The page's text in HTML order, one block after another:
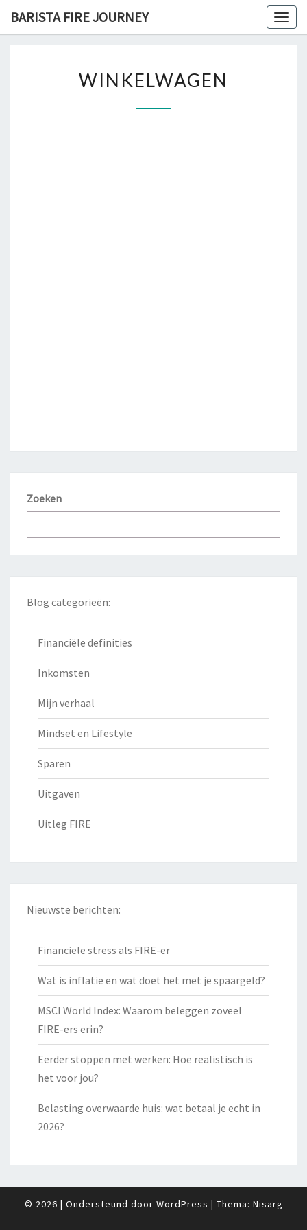
content
BARISTA FIRE JOURNEY
WINKELWAGEN
Zoeken
Blog categorieën:
Financiële definities
Inkomsten
Mijn verhaal
Mindset en Lifestyle
Sparen
Uitgaven
Uitleg FIRE
Nieuwste berichten:
Financiële stress als FIRE-er
Wat is inflatie en wat doet het met je spaargeld?
MSCI World Index: Waarom beleggen zoveel
FIRE-ers erin?
Eerder stoppen met werken: Hoe realistisch is
het voor jou?
Belasting overwaarde huis: wat betaal je echt in
2026?
© 2026 | Ondersteund door WordPress | Thema: Nisarg